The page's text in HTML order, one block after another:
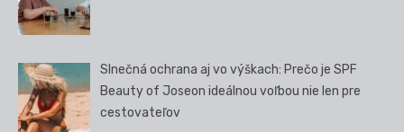
Slnečná ochrana aj vo výškach: Prečo je SPF
Beauty of Joseon ideálnou voľbou nie len pre
cestovateľov